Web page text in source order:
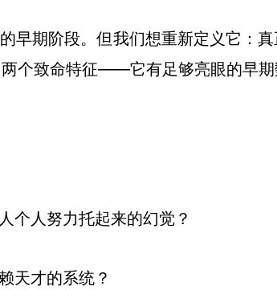
早期阶段。但我们想重新定义它：
个致命特征——它有足够亮眼的早
人努力托起来的幻觉？
天才的系统？